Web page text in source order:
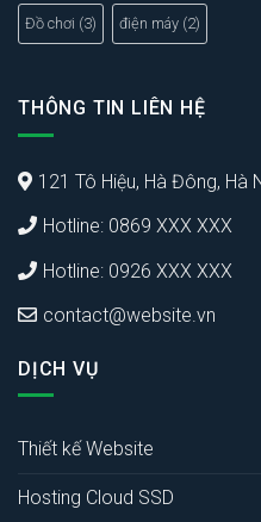
Đồ chơi (3) điện máy (2)
THÔNG TIN LIÊN HỆ
121 Tô Hiệu, Hà Đông, Hà
Hotline: 0869 XXX XXX
Hotline: 0926 XXX XXX
contact@website.vn
DỊCH VỤ
Thiết kế Website
Hosting Cloud SSD